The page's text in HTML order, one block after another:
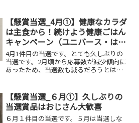
体どうなったのか？2025年の高額賞品ト
ップ３第３...
【懸賞当選_4月①】健康なカラダ
は主食から！続けよう健康ごはん
キャンペーン（ユニバース・はく
ばく共同企画）
4月1件目の当選です。とても久しぶりの
当選です。2月頃から応募数が減少傾向に
あったため、当選数も減るだろうとは思
回の当選賞品ユニバース商品券2,000円分
ユニバース、...
【懸賞当選_６月①】久しぶりの
当選賞品はおじさん大歓喜
６月１件目の当選です。５月は当選しな